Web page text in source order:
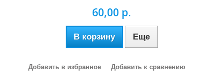
60,00 р.
В корзину Еще
Добавить в избранное Добавить к сравнению